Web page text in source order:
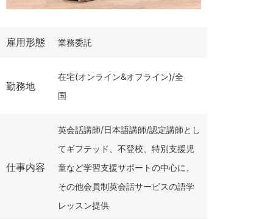
雇用形態 業務委託
勤務地
在宅(オンライン&オフライン)/全
国
仕事内容
英会話講師/日本語講師/認定講師とし
てギフテッド、不登校、特別支援児
童など学習支援サポートの中心に、
その他会員制英会話サービスの語学
レッスン提供